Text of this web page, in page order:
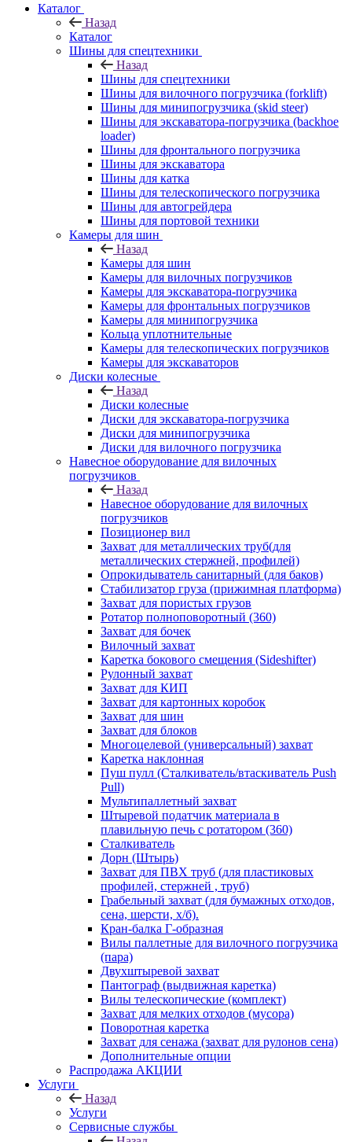
Каталог
Назад
Каталог
Шины для спецтехники
Назад
Шины для спецтехники
Шины для вилочного погрузчика (forklift)
Шины для минипогрузчика (skid steer)
Шины для экскаватора-погрузчика (backhoe
loader)
Шины для фронтального погрузчика
Шины для экскаватора
Шины для катка
Шины для телескопического погрузчика
Шины для автогрейдера
Шины для портовой техники
Камеры для шин
Назад
Камеры для шин
Камеры для вилочных погрузчиков
Камеры для экскаватора-погрузчика
Камеры для фронтальных погрузчиков
Камеры для минипогрузчика
Кольца уплотнительные
Камеры для телескопических погрузчиков
Камеры для экскаваторов
Диски колесные
Назад
Диски колесные
Диски для экскаватора-погрузчика
Диски для минипогрузчика
Диски для вилочного погрузчика
Навесное оборудование для вилочных
погрузчиков
Назад
Навесное оборудование для вилочных
погрузчиков
Позиционер вил
Захват для металлических труб(для
металлических стержней, профилей)
Опрокидыватель санитарный (для баков)
Стабилизатор груза (прижимная платформа)
Захват для пористых грузов
Ротатор полноповоротный (360)
Захват для бочек
Вилочный захват
Каретка бокового смещения (Sideshifter)
Рулонный захват
Захват для КИП
Захват для картонных коробок
Захват для шин
Захват для блоков
Многоцелевой (универсальный) захват
Каретка наклонная
Пуш пулл (Сталкиватель/втаскиватель Push
Pull)
Мультипаллетный захват
Штыревой податчик материала в
плавильную печь с ротатором (360)
Сталкиватель
Дорн (Штырь)
Захват для ПВХ труб (для пластиковых
профилей, стержней , труб)
Грабельный захват (для бумажных отходов,
сена, шерсти, х/б).
Кран-балка Г-образная
Вилы паллетные для вилочного погрузчика
(пара)
Двухштыревой захват
Пантограф (выдвижная каретка)
Вилы телескопические (комплект)
Захват для мелких отходов (мусора)
Поворотная каретка
Захват для сенажа (захват для рулонов сена)
Дополнительные опции
Распродажа АКЦИИ
Услуги
Назад
Услуги
Сервисные службы